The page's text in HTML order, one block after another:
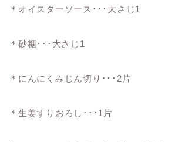
＊オイスターソース･･･大さじ1
＊砂糖･･･大さじ1
＊にんにくみじん切り･･･2片
＊生姜すりおろし･･･1片